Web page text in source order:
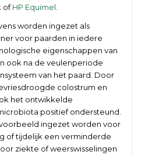
ofHP Equimel
worden ingezet als
voor paarden in iedere
eigenschappen van
ook na de veulenperiode
van het paard. Door
colostrum en
het ontwikkelde
positief ondersteund.
ingezet worden voor
of tijdelijk een verminderde
ziekte of weerswisselingen